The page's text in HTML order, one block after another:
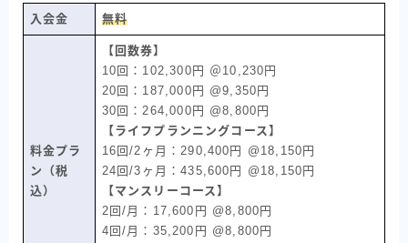
入会金 無料
料金プラ
ン（税
込）
【回数券】
10回：102,300円 ＠10,230円
20回：187,000円 @9,350円
30回：264,000円 @8,800円
【ライフプランニングコース】
16回/2ヶ月：290,400円 @18,150円
24回/3ヶ月：435,600円 @18,150円
【マンスリーコース】
2回/月：17,600円 @8,800円
4回/月：35,200円 @8,800円